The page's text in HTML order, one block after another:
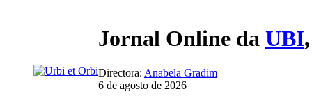
Jornal Online da UBI
Directora: Anabela Gradim
6 de agosto de 2026